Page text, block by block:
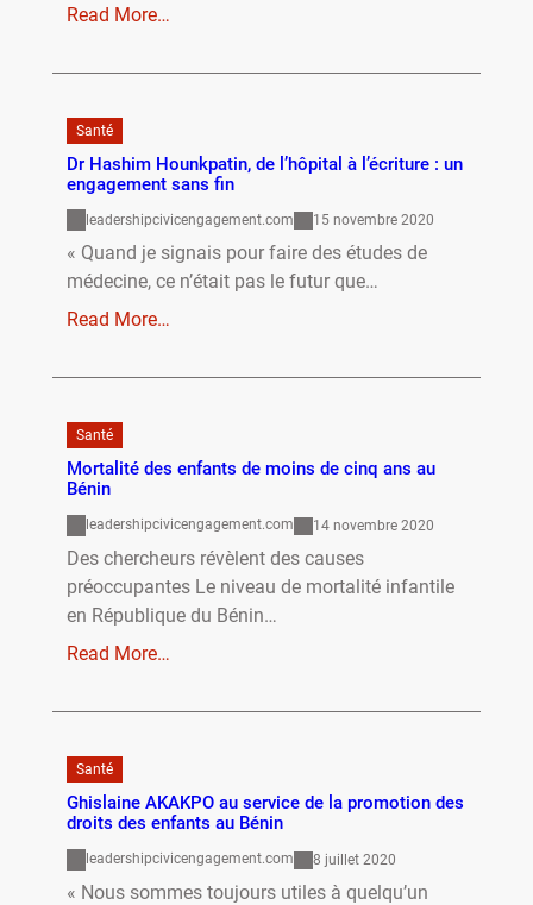
Read More…
Santé
Dr Hashim Hounkpatin, de l’hôpital à l’écriture : un
engagement sans fin
leadershipcivicengagement.com 15 novembre 2020
« Quand je signais pour faire des études de
médecine, ce n’était pas le futur que…
Read More…
Santé
Mortalité des enfants de moins de cinq ans au
Bénin
leadershipcivicengagement.com 14 novembre 2020
Des chercheurs révèlent des causes
préoccupantes Le niveau de mortalité infantile
en République du Bénin…
Read More…
Santé
Ghislaine AKAKPO au service de la promotion des
droits des enfants au Bénin
leadershipcivicengagement.com 8 juillet 2020
« Nous sommes toujours utiles à quelqu’un